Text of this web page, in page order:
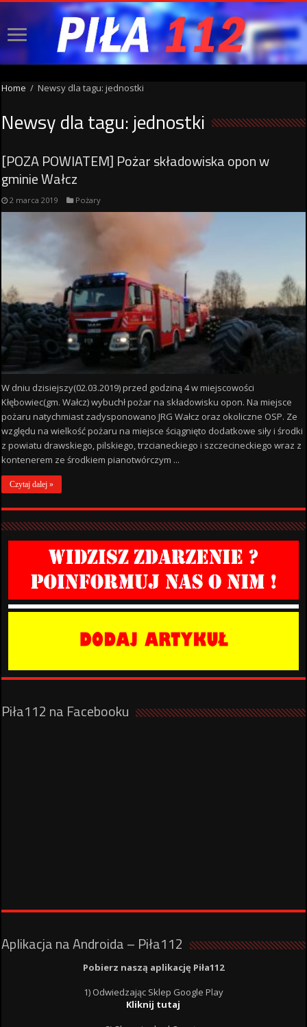
Home / Newsy dla tagu: jednostki
Newsy dla tagu:jednostki
[POZA POWIATEM] Pożar składowiska opon w
gminie Wałcz
2 marca 2019 Pożary
W dniu dzisiejszy(02.03.2019) przed godziną 4 w miejscowości
Kłębowiec(gm. Wałcz) wybuchł pożar na składowisku opon. Na miejsce
pożaru natychmiast zadysponowano JRG Wałcz oraz okoliczne OSP. Ze
względu na wielkość pożaru na miejsce ściągnięto dodatkowe siły i środki
z powiatu drawskiego, pilskiego, trzcianeckiego i szczecineckiego wraz z
kontenerem ze środkiem pianotwórczym ...
Czytaj dalej »
Piła112 na Facebooku
Aplikacja na Androida – Piła112
Pobierz naszą aplikację Piła112
1) Odwiedzając Sklep Google Play
Kliknij tutaj